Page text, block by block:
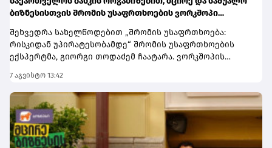
ბიზნესისთვის შრომის უსაფრთხოების ვორკშოპი
შეხვედრა სახელწოდებით „შრომის უსაფრთხოება:
რისკიდან უპირატესობამდე“ შრომის უსაფრთხოების
ექსპერტმა, გიორგი თოდაძემ ჩაატარა. ვორკშოპის
იმის შესახებ, თუ როგორ იქცევა უსაფრთხოების
სტანდარტების დანერგვა ბიზნესის მდგრადი
განვითარების, ფინანსური სტაბილურობისა და
რეპუტაციის გაძლიერების ინსტრუმენტად.ღონისძიებაზე
განხილული იყო ისეთი მნიშვნელოვანი საკითხები,
როგორიცაა უსაფრთხოების ეკონომიკა და ინვესტიციის
7 აგვისტო 13:42